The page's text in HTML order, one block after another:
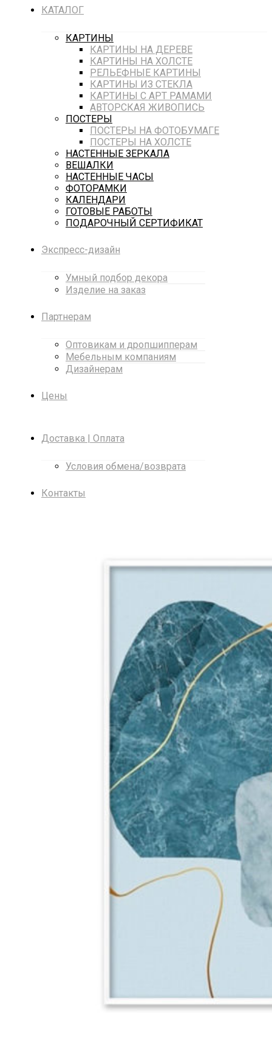
КАТАЛОГ
КАРТИНЫ
КАРТИНЫ НА ДЕРЕВЕ
КАРТИНЫ НА ХОЛСТЕ
РЕЛЬЕФНЫЕ КАРТИНЫ
КАРТИНЫ ИЗ СТЕКЛА
КАРТИНЫ С АРТ РАМАМИ
АВТОРСКАЯ ЖИВОПИСЬ
ПОСТЕРЫ
ПОСТЕРЫ НА ФОТОБУМАГЕ
ПОСТЕРЫ НА ХОЛСТЕ
НАСТЕННЫЕ ЗЕРКАЛА
ВЕШАЛКИ
НАСТЕННЫЕ ЧАСЫ
ФОТОРАМКИ
КАЛЕНДАРИ
ГОТОВЫЕ РАБОТЫ
ПОДАРОЧНЫЙ СЕРТИФИКАТ
Экспресс-дизайн
Умный подбор декора
Изделие на заказ
Партнерам
Оптовикам и дропшипперам
Мебельным компаниям
Дизайнерам
Цены
Доставка | Оплата
Условия обмена/возврата
Контакты